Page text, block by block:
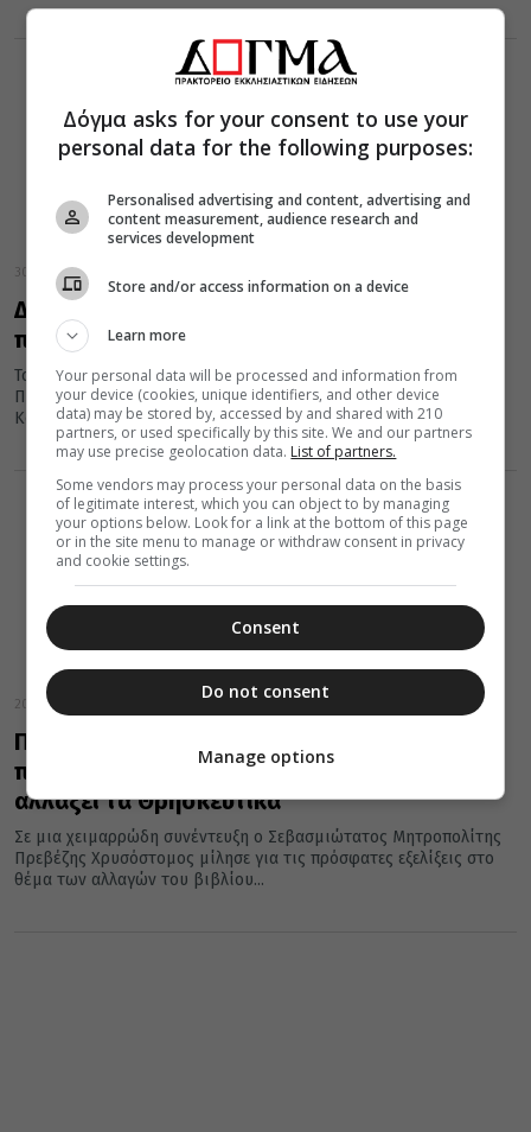
30 Οκτωβρίου 2018
Διαχωρισμό Εκκλησίας – Κράτους
προανήγγειλε ο Πρωθυπουργός
Το διαχωρισμό Κράτους- Εκκλησίας προανήγγειλε ο
Πρωθυπουργός κ. Αλέξης Τσίπρας κατά την ομιλία του στην
Κοινοβουλευτική Ομάδα του ΣΥΡΙΖΑ, αναφορικά...
20 Οκτωβρίου 2016
Πρεβέζης Χρυσόστομος : Απαράδεκτη η
προσπάθεια του Υπουργείου Παιδείας ν’
αλλάξει τα Θρησκευτικά
Σε μια χειμαρρώδη συνέντευξη ο Σεβασμιώτατος Μητροπολίτης
Πρεβέζης Χρυσόστομος μίλησε για τις πρόσφατες εξελίξεις στο
θέμα των αλλαγών του βιβλίου...
Δόγμα asks for your consent to use your
personal data for the following purposes:
Personalised advertising and content, advertising and
content measurement, audience research and
services development
Store and/or access information on a device
Learn more
Your personal data will be processed and information from
your device (cookies, unique identifiers, and other device
data) may be stored by, accessed by and shared with 210
partners, or used specifically by this site. We and our partners
may use precise geolocation data. List of partners.
Some vendors may process your personal data on the basis
of legitimate interest, which you can object to by managing
your options below. Look for a link at the bottom of this page
or in the site menu to manage or withdraw consent in privacy
and cookie settings.
Consent
Do not consent
Manage options